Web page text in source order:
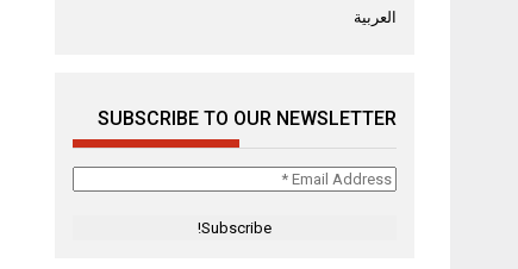
العربية
SUBSCRIBE TO OUR NEWSLETTER
Email